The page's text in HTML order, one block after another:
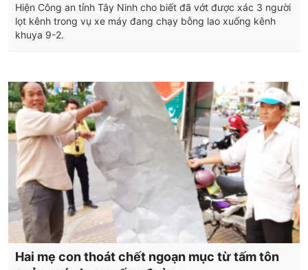
Hiện Công an tỉnh Tây Ninh cho biết đã vớt được xác 3 người
lọt kênh trong vụ xe máy đang chạy bỗng lao xuống kênh
khuya 9-2.
Hai mẹ con thoát chết ngoạn mục từ tấm tôn